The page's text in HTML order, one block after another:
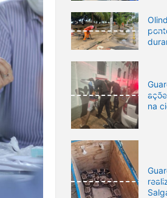
na